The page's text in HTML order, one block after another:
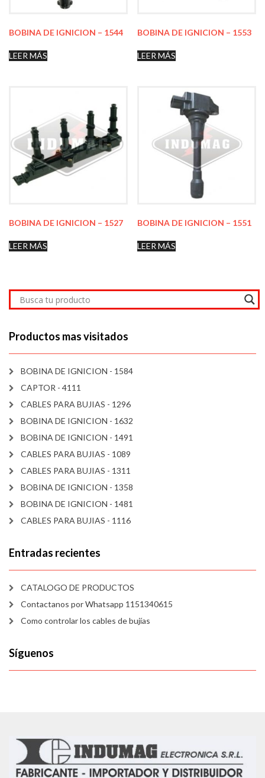
BOBINA DE IGNICION – 1544
LEER MÁS
BOBINA DE IGNICION – 1553
LEER MÁS
BOBINA DE IGNICION – 1527
LEER MÁS
BOBINA DE IGNICION – 1551
LEER MÁS
Productos mas visitados
BOBINA DE IGNICION - 1584
CAPTOR - 4111
CABLES PARA BUJIAS - 1296
BOBINA DE IGNICION - 1632
BOBINA DE IGNICION - 1491
CABLES PARA BUJIAS - 1089
CABLES PARA BUJIAS - 1311
BOBINA DE IGNICION - 1358
BOBINA DE IGNICION - 1481
CABLES PARA BUJIAS - 1116
Entradas recientes
CATALOGO DE PRODUCTOS
Contactanos por Whatsapp 1151340615
Como controlar los cables de bujías
Síguenos